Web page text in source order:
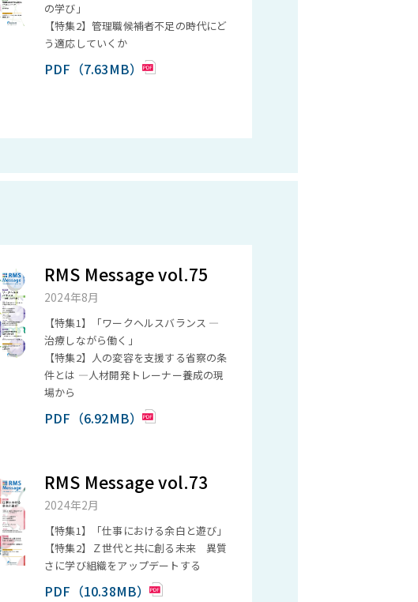
の学び」
【特集2】管理職候補者不足の時代にど
う適応していくか
PDF（7.63MB）
RMS Message vol.75
2024年8月
【特集1】「ワークヘルスバランス ―
治療しながら働く」
【特集2】人の変容を支援する省察の条
件とは ―人材開発トレーナー養成の現
場から
PDF（6.92MB）
RMS Message vol.73
2024年2月
【特集1】「仕事における余白と遊び」
【特集2】Ｚ世代と共に創る未来 異質
さに学び組織をアップデートする
PDF（10.38MB）